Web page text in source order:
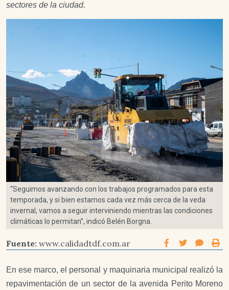
sectores de la ciudad.
“Seguimos avanzando con los trabajos programados para esta
temporada, y si bien estamos cada vez más cerca de la veda
invernal, vamos a seguir interviniendo mientras las condiciones
climáticas lo permitan”, indicó Belén Borgna.
Fuente: www.calidadtdf.com.ar
En ese marco, el personal y maquinaria municipal realizó la
repavimentación de un sector de la avenida Perito Moreno